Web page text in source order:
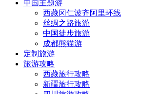
中国主题游
西藏冈仁波齐阿里环线
丝绸之路旅游
中国徒步旅游
成都熊猫游
定制旅游
旅游攻略
西藏旅行攻略
新疆旅行攻略